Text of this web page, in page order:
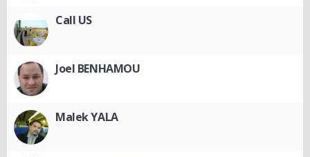
Call US
Joel BENHAMOU
Malek YALA